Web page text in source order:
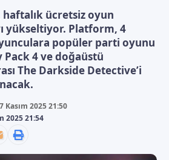
haftalık ücretsiz oyun
yükseltiyor. Platform, 4
popüler parti oyunu
Pack 4 ve doğaüstü
The Darkside Detective’i
2025 21:54
Kasım 2025 21:50